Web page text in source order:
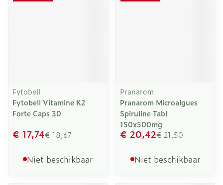
Fytobell
Fytobell Vitamine K2
Forte Caps 30
€ 18,67
€ 17,74
Niet beschikbaar
Pranarom
Pranarom Microalgues
Spiruline Tabl
150x500mg
€ 21,50
€ 20,42
Niet beschikbaar